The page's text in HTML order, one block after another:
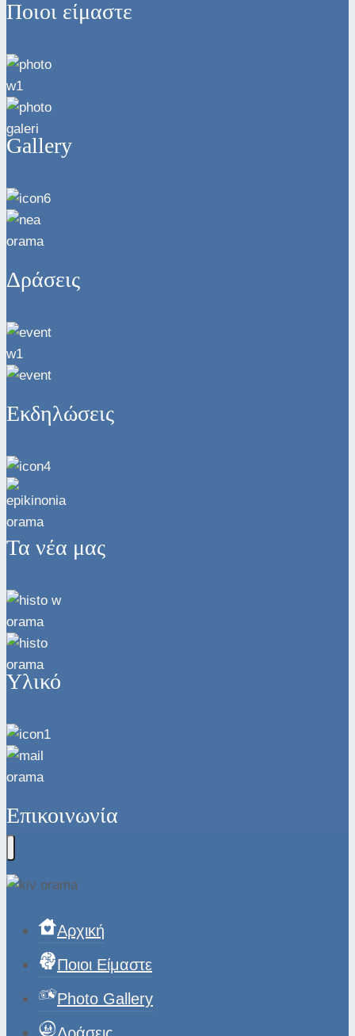
Ποιοι είμαστε
Gallery
Δράσεις
Εκδηλώσεις
Τα νέα μας
Υλικό
Επικοινωνία
Αρχική
Ποιοι Είμαστε
Photo Gallery
Δράσεις